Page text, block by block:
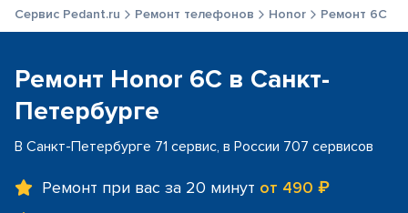
Сервис Pedant.ru Ремонт телефонов Honor Ремонт 6C
Ремонт Honor 6C в Санкт-
Петербурге
В Санкт-Петербурге 71 сервис, в России 707 сервисов
Ремонт при вас за 20 минут от 490 ₽